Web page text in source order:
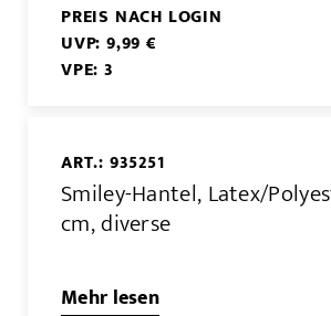
PREIS NACH LOGIN
UVP: 9,99 €
VPE: 3
ART.: 935251
Smiley-Hantel, Latex/
cm, diverse
Mehr lesen